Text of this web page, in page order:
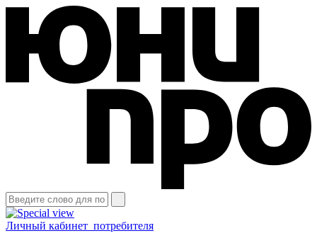
Личный кабинет потребителя